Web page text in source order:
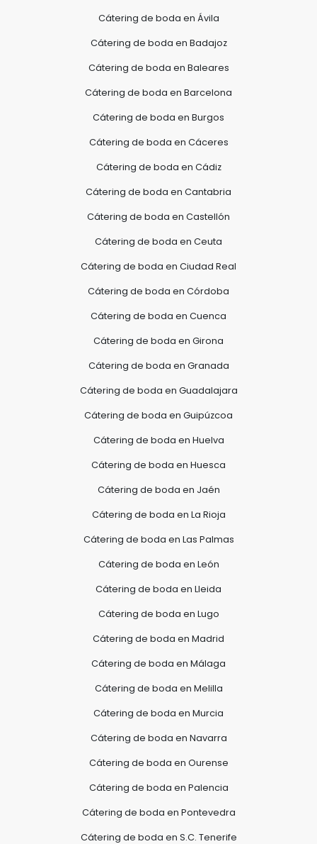
Cátering de boda en Ávila
Cátering de boda en Badajoz
Cátering de boda en Baleares
Cátering de boda en Barcelona
Cátering de boda en Burgos
Cátering de boda en Cáceres
Cátering de boda en Cádiz
Cátering de boda en Cantabria
Cátering de boda en Castellón
Cátering de boda en Ceuta
Cátering de boda en Ciudad Real
Cátering de boda en Córdoba
Cátering de boda en Cuenca
Cátering de boda en Girona
Cátering de boda en Granada
Cátering de boda en Guadalajara
Cátering de boda en Guipúzcoa
Cátering de boda en Huelva
Cátering de boda en Huesca
Cátering de boda en Jaén
Cátering de boda en La Rioja
Cátering de boda en Las Palmas
Cátering de boda en León
Cátering de boda en Lleida
Cátering de boda en Lugo
Cátering de boda en Madrid
Cátering de boda en Málaga
Cátering de boda en Melilla
Cátering de boda en Murcia
Cátering de boda en Navarra
Cátering de boda en Ourense
Cátering de boda en Palencia
Cátering de boda en Pontevedra
Cátering de boda en S.C. Tenerife